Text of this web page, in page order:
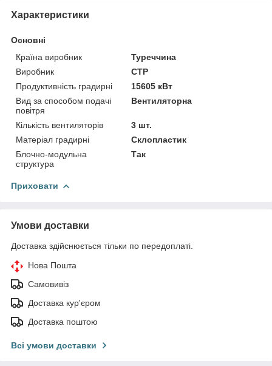
Характеристики
Основні
Країна виробник
Туреччина
Виробник
CTP
Продуктивність градирні
15605 кВт
Вид за способом подачі
повітря
Вентиляторна
Кількість вентиляторів
3 шт.
Матеріал градирні
Склопластик
Блочно-модульна
структура
Так
Приховати
Умови доставки
Доставка здійснюється тільки по передоплаті.
Нова Пошта
Самовивіз
Доставка кур'єром
Доставка поштою
Всі умови доставки